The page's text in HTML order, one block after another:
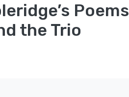
Poems
the Trio